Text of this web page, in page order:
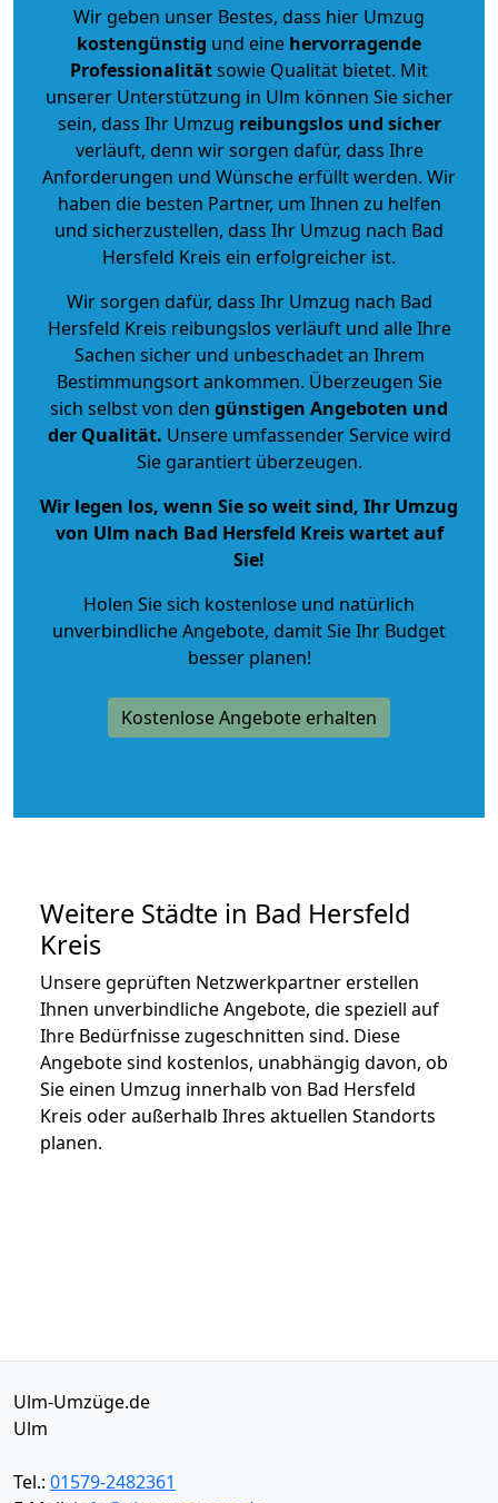
Wir geben unser Bestes, dass hier Umzug
kostengünstig und eine hervorragende
Professionalitätsowie Qualität bietet. Mit
unserer Unterstützung in Ulm können Sie sicher
sein, dass Ihr Umzug reibungslos und sicher
verläuft, denn wir sorgen dafür, dass Ihre
Anforderungen und Wünsche erfüllt werden. Wir
haben die besten Partner, um Ihnen zu helfen
und sicherzustellen, dass Ihr Umzug nach Bad
Hersfeld Kreis ein erfolgreicher ist.
Wir sorgen dafür, dass Ihr Umzug nach Bad
Hersfeld Kreis reibungslos verläuft und alle Ihre
Sachen sicher und unbeschadet an Ihrem
Bestimmungsort ankommen. Überzeugen Sie
sich selbst von den günstigen Angeboten und
der Qualität. Unsere umfassender Service wird
Sie garantiert überzeugen.
Wir legen los, wenn Sie so weit sind, Ihr Umzug
von Ulm nach Bad Hersfeld Kreis wartet auf
Sie!
Holen Sie sich kostenlose und natürlich
unverbindliche Angebote, damit Sie Ihr Budget
besser planen!
Kostenlose Angebote erhalten
Weitere Städte in Bad Hersfeld
Kreis
Unsere geprüften Netzwerkpartner erstellen
Ihnen unverbindliche Angebote, die speziell auf
Ihre Bedürfnisse zugeschnitten sind. Diese
Angebote sind kostenlos, unabhängig davon, ob
Sie einen Umzug innerhalb von Bad Hersfeld
Kreis oder außerhalb Ihres aktuellen Standorts
planen.
Ulm-Umzüge.de
Ulm
Tel.: 01579-2482361